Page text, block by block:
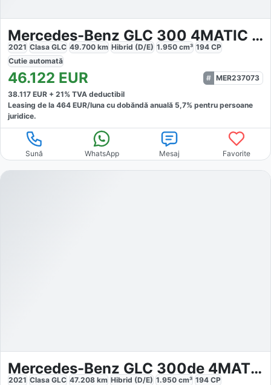
Mercedes-Benz GLC 300 4MATIC AMG Line
2021 Clasa GLC 49.700 km Hibrid (D/E) 1.950 cm³ 194 CP
Cutie automată
46.122 EUR
MER237073
38.117 EUR + 21% TVA deductibil
Leasing de la 464 EUR/luna cu dobăndă anuală 5,7% pentru persoane
juridice.
Sună WhatsApp Mesaj Favorite
Mercedes-Benz GLC 300de 4MATIC AMG-Line
2021 Clasa GLC 47.208 km Hibrid (D/E) 1.950 cm³ 194 CP